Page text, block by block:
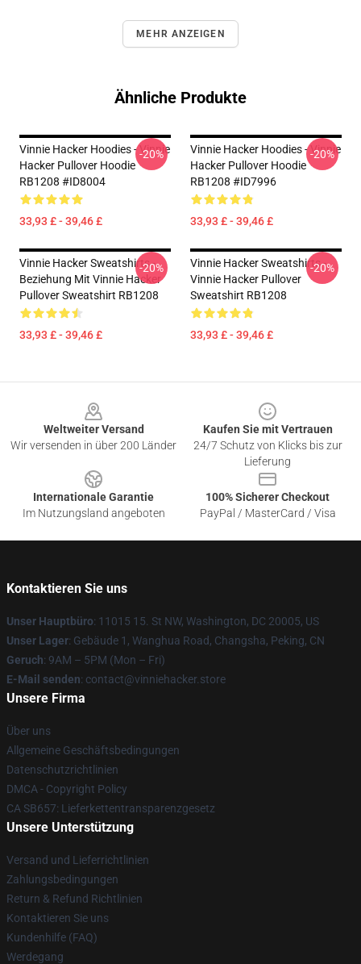
MEHR ANZEIGEN
Ähnliche Produkte
Vinnie Hacker Hoodies - Vinnie
Hacker Pullover Hoodie
RB1208 #ID8004
33,93 £ - 39,46 £
-20%
Vinnie Hacker Hoodies - Vinnie
Hacker Pullover Hoodie
RB1208 #ID7996
33,93 £ - 39,46 £
-20%
Vinnie Hacker Sweatshirts -
Beziehung Mit Vinnie Hacker
Pullover Sweatshirt RB1208
33,93 £ - 39,46 £
-20%
Vinnie Hacker Sweatshirts -
Vinnie Hacker Pullover
Sweatshirt RB1208
33,93 £ - 39,46 £
-20%
Weltweiter Versand
Wir versenden in über 200 Länder
Kaufen Sie mit Vertrauen
24/7 Schutz von Klicks bis zur
Lieferung
Internationale Garantie
Im Nutzungsland angeboten
100% Sicherer Checkout
PayPal / MasterCard / Visa
Kontaktieren Sie uns
Unser Hauptbüro: 11015 15. St NW, Washington, DC 20005, US
Unser Lager: Gebäude 1, Wanghua Road, Changsha, Peking, CN
Geruch: 9AM – 5PM (Mon – Fri)
E-Mail senden: contact@vinniehacker.store
Unsere Firma
Über uns
Allgemeine Geschäftsbedingungen
Datenschutzrichtlinien
DMCA - Copyright Policy
CA SB657: Lieferkettentransparenzgesetz
Unsere Unterstützung
Versand und Lieferrichtlinien
Zahlungsbedingungen
Return & Refund Richtlinien
Kontaktieren Sie uns
Kundenhilfe (FAQ)
Werdegang